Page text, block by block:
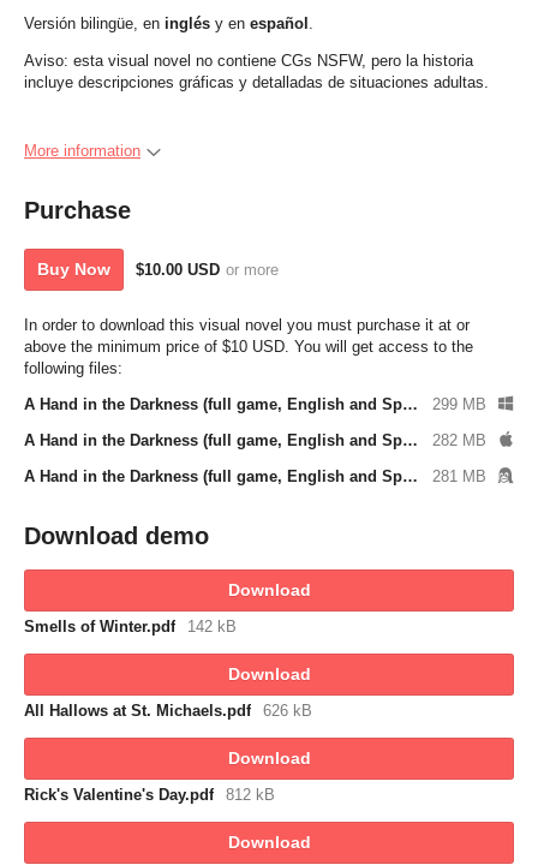
Versión bilingüe, en inglés y en español .
Aviso: esta visual novel no contiene CGs NSFW, pero la historia
incluye descripciones gráficas y detalladas de situaciones adultas.
More information
Purchase
Buy Now $10.00 USD or more
In order to download this visual novel you must purchase it at or
above the minimum price of $10 USD. You will get access to the
following files:
A Hand in the Darkness (full game, English and Spanish) WINDOWS
299 MB
A Hand in the Darkness (full game, English and Spanish) MAC
282 MB
A Hand in the Darkness (full game, English and Spanish) LINUX
281 MB
Download demo
Download
Smells of Winter.pdf 142 kB
Download
All Hallows at St. Michaels.pdf 626 kB
Download
Rick's Valentine's Day.pdf 812 kB
Download